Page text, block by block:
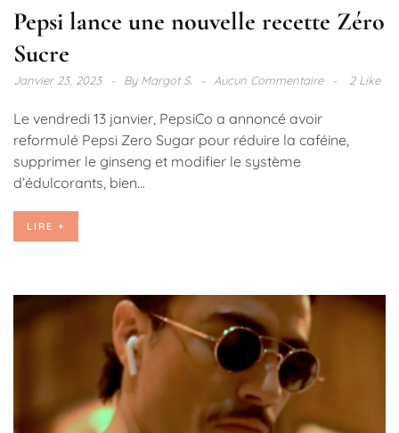
Pepsi lance une nouvelle recette Zéro
Sucre
Janvier 23, 2023 ByMargot S. Aucun Commentaire 2 Like
Le vendredi 13 janvier, PepsiCo a annoncé avoir
reformulé Pepsi Zero Sugar pour réduire la caféine,
supprimer le ginseng et modifier le système
d’édulcorants, bien...
LIRE +